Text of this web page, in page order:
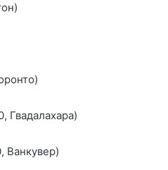
Гвадалахара)
Ванкувер)